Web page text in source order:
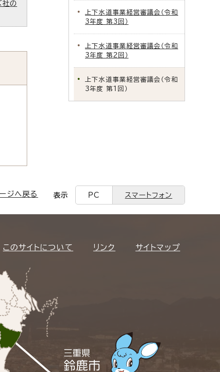
社の
上下水道事業経営審議会（令和
3年度 第3回）
上下水道事業経営審議会（令和
3年度 第2回）
上下水道事業経営審議会（令和
3年度 第1回）
ジへ戻る 表示 PC スマートフォン
このサイトについて リンク サイトマップ